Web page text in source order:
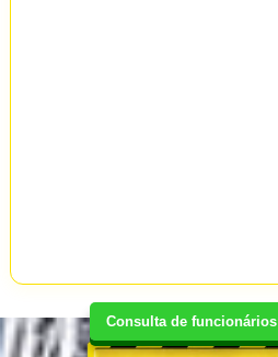
Consulta de funcionários